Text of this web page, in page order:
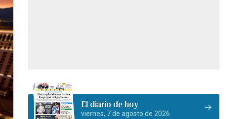
El diario de hoy
viernes, 7 de agosto de 2026